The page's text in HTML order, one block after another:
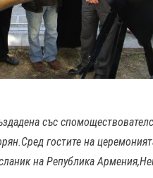
със
гостите на
на Република